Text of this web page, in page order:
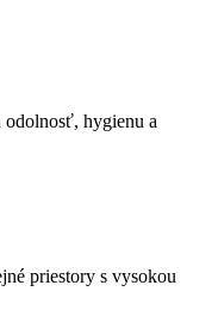
odolnosť, hygienu a
priestory s vysokou